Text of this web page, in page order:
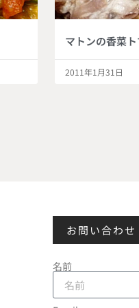
マトンの香菜
2011年1月31日
お問い合わせ
名前